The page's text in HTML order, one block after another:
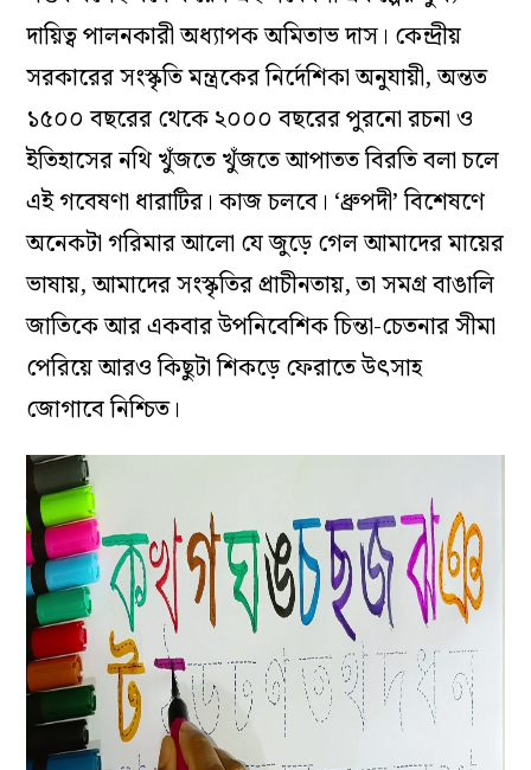
দায়িত্ব পালনকারী অধ্যাপক অমিতাভ দাস। কেন্দ্রীয়
সরকারের সংস্কৃতি মন্ত্রকের নির্দেশিকা অনুযায়ী, অন্তত
১৫০০ বছরের থেকে ২০০০ বছরের পুরনো রচনা ও
ইতিহাসের নথি খুঁজতে খুঁজতে আপাতত বিরতি বলা চলে
এই গবেষণা ধারাটির। কাজ চলবে। ‘ধ্রুপদী’ বিশেষণে
অনেকটা গরিমার আলো যে জুড়ে গেল আমাদের মায়ের
ভাষায়, আমাদের সংস্কৃতির প্রাচীনতায়, তা সমগ্র বাঙালি
জাতিকে আর একবার উপনিবেশিক চিন্তা-চেতনার সীমা
পেরিয়ে আরও কিছুটা শিকড়ে ফেরাতে উৎসাহ
জোগাবে নিশ্চিত।